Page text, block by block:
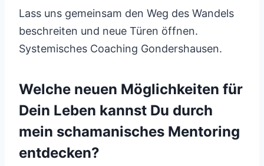
Lass uns gemeinsam den Weg des Wandels
beschreiten und neue Türen öffnen.
Systemisches Coaching Gondershausen.
Welche neuen Möglichkeiten für
Dein Leben kannst Du durch
mein schamanisches Mentoring
entdecken?